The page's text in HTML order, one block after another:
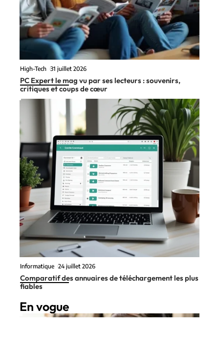
High-Tech 31 juillet 2026
PC Expert le mag vu par ses lecteurs : souvenirs,
critiques et coups de cœur
Informatique 24 juillet 2026
Comparatif des annuaires de téléchargement les plus
fiables
En vogue